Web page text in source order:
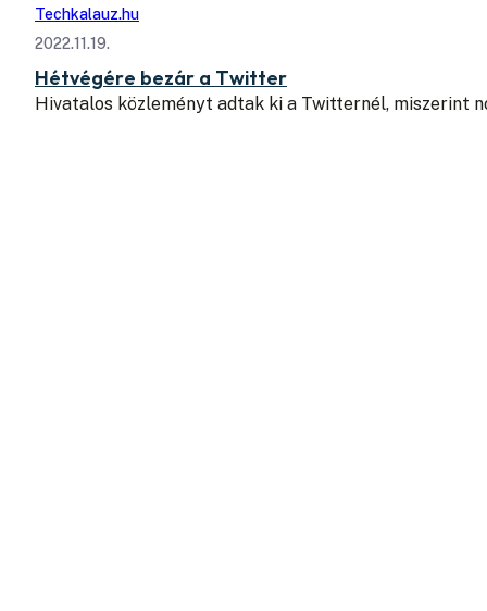
Techkalauz.hu
2022.11.19.
Hétvégére bezár a Twitter
Hivatalos közleményt adtak ki a Twitternél, miszerint